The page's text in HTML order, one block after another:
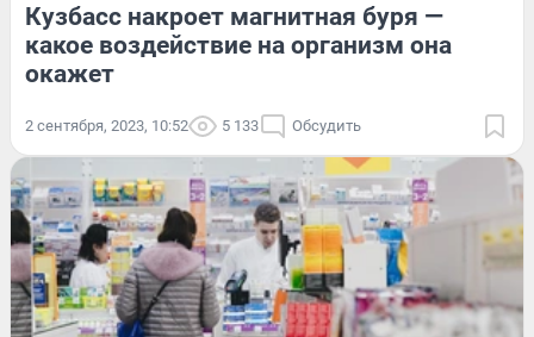
Кузбасс накроет магнитная буря —
какое воздействие на организм она
окажет
2 сентября, 2023, 10:52 5 133 Обсудить